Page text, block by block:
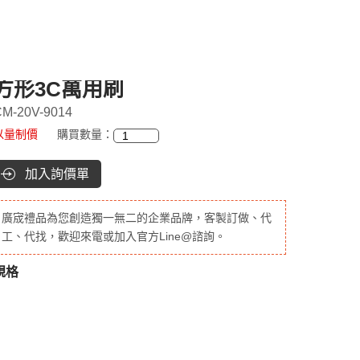
形3C萬用刷
20V-9014
量制價 購買數量：
加入詢價單
廣宬禮品為您創造獨一無二的企業品牌，客製訂做、代
工、代找，歡迎來電或加入官方Line@諮詢。
格